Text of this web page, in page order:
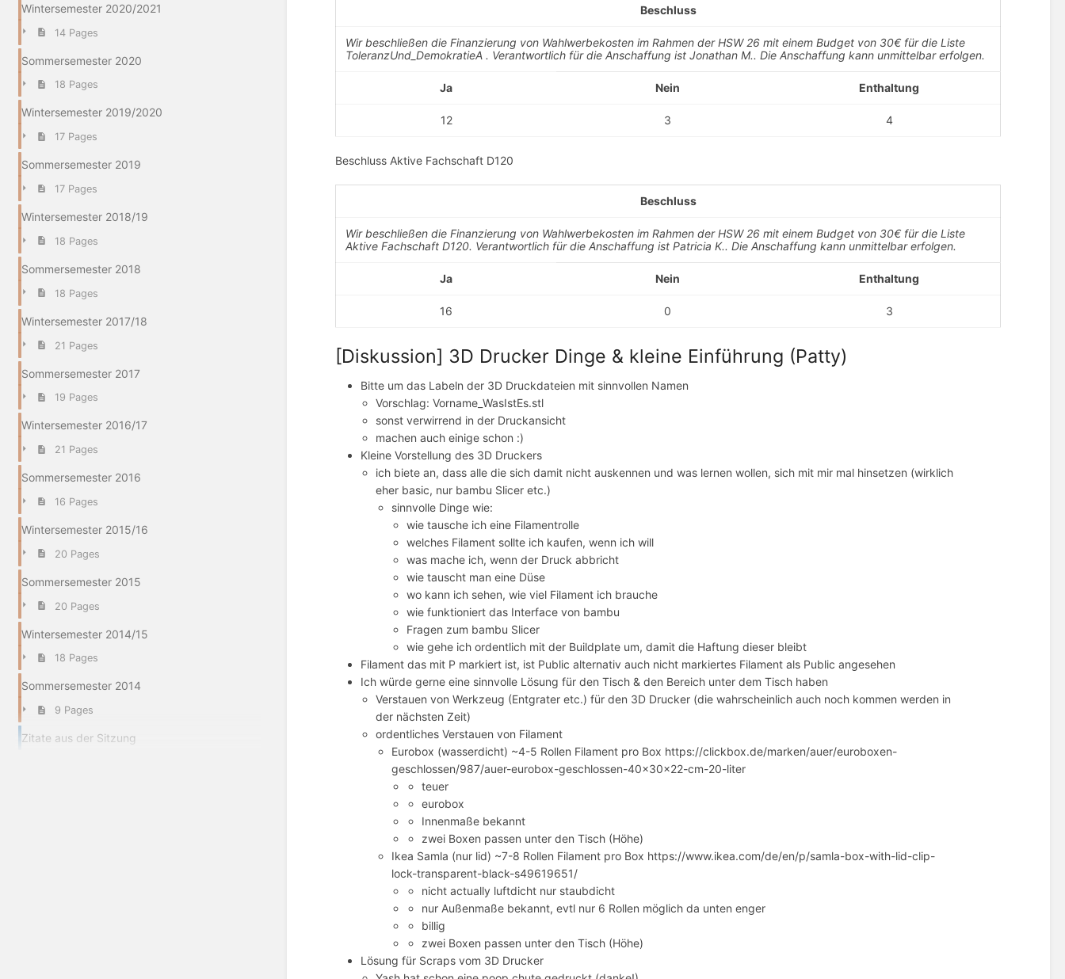
Wintersemester 2020/2021
14 Pages
Sommersemester 2020
18 Pages
Wintersemester 2019/2020
17 Pages
Sommersemester 2019
17 Pages
Wintersemester 2018/19
18 Pages
Sommersemester 2018
18 Pages
Wintersemester 2017/18
21 Pages
Sommersemester 2017
19 Pages
Wintersemester 2016/17
21 Pages
Sommersemester 2016
16 Pages
Wintersemester 2015/16
20 Pages
Sommersemester 2015
20 Pages
Wintersemester 2014/15
18 Pages
Sommersemester 2014
9 Pages
Zitate aus der Sitzung
Beschluss
Wir beschließen die Finanzierung von Wahlwerbekosten im Rahmen der HSW 26 mit einem Budget von 30€ für die Liste
ToleranzUnd_DemokratieA . Verantwortlich für die Anschaffung ist Jonathan M.. Die Anschaffung kann unmittelbar erfolgen.
Ja Nein Enthaltung
12 3 4
Beschluss Aktive Fachschaft D120
Beschluss
Wir beschließen die Finanzierung von Wahlwerbekosten im Rahmen der HSW 26 mit einem Budget von 30€ für die Liste
Aktive Fachschaft D120. Verantwortlich für die Anschaffung ist Patricia K.. Die Anschaffung kann unmittelbar erfolgen.
Ja Nein Enthaltung
16 0 3
[Diskussion] 3D Drucker Dinge & kleine Einführung (Patty)
Bitte um das Labeln der 3D Druckdateien mit sinnvollen Namen
Vorschlag: Vorname_WasIstEs.stl
sonst verwirrend in der Druckansicht
machen auch einige schon :)
Kleine Vorstellung des 3D Druckers
ich biete an, dass alle die sich damit nicht auskennen und was lernen wollen, sich mit mir mal hinsetzen (wirklich
eher basic, nur bambu Slicer etc.)
sinnvolle Dinge wie:
wie tausche ich eine Filamentrolle
welches Filament sollte ich kaufen, wenn ich will
was mache ich, wenn der Druck abbricht
wie tauscht man eine Düse
wo kann ich sehen, wie viel Filament ich brauche
wie funktioniert das Interface von bambu
Fragen zum bambu Slicer
wie gehe ich ordentlich mit der Buildplate um, damit die Haftung dieser bleibt
Filament das mit P markiert ist, ist Public alternativ auch nicht markiertes Filament als Public angesehen
Ich würde gerne eine sinnvolle Lösung für den Tisch & den Bereich unter dem Tisch haben
Verstauen von Werkzeug (Entgrater etc.) für den 3D Drucker (die wahrscheinlich auch noch kommen werden in
der nächsten Zeit)
ordentliches Verstauen von Filament
Eurobox (wasserdicht) ~4-5 Rollen Filament pro Box https://clickbox.de/marken/auer/euroboxen-
geschlossen/987/auer-eurobox-geschlossen-40x30x22-cm-20-liter
teuer
eurobox
Innenmaße bekannt
zwei Boxen passen unter den Tisch (Höhe)
Ikea Samla (nur lid) ~7-8 Rollen Filament pro Box https://www.ikea.com/de/en/p/samla-box-with-lid-clip-
lock-transparent-black-s49619651/
nicht actually luftdicht nur staubdicht
nur Außenmaße bekannt, evtl nur 6 Rollen möglich da unten enger
billig
zwei Boxen passen unter den Tisch (Höhe)
Lösung für Scraps vom 3D Drucker